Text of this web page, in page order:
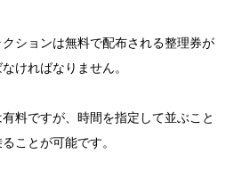
ションは無料で配布される整理券が
ければなりません。
料ですが、時間を指定して並ぶこと
ことが可能です。